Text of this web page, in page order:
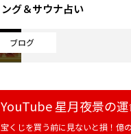
ブログ
ング＆サウナ占い
YouTube 星月夜景の
宝くじを買う前に見ないと損！億